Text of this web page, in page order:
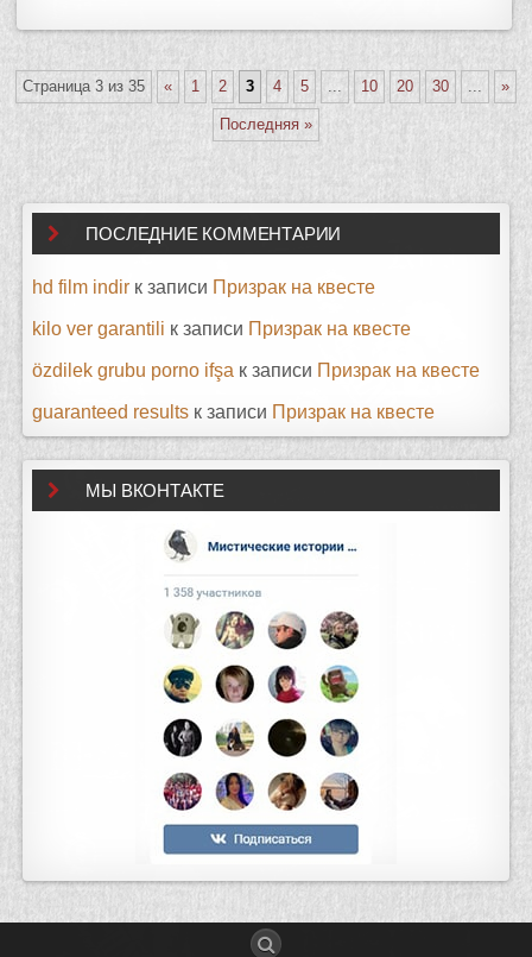
Страница 3 из 35 « 1 2 3 4 5 ... 10 20 30 ... »
Последняя »
ПОСЛЕДНИЕ КОММЕНТАРИИ
hd film indir к записи Призрак на квесте
kilo ver garantili к записи Призрак на квесте
özdilek grubu porno ifşa к записи Призрак на квесте
guaranteed results к записи Призрак на квесте
МЫ ВКОНТАКТЕ